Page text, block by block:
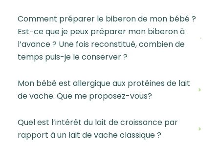
Comment préparer le biberon de mon bébé ?
Est-ce que je peux préparer mon biberon à
l’avance ? Une fois reconstitué, combien de
temps puis-je le conserver ?
Mon bébé est allergique aux protéines de lait
de vache. Que me proposez-vous?
Quel est l’intérêt du lait de croissance par
rapport à un lait de vache classique ?